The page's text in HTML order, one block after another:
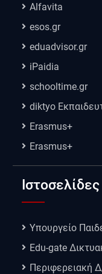
Alfavita
esos.gr
eduadvisor.gr
iPaidia
schooltime.gr
diktyo
Erasmus+
Erasmus+
Υπουργείο
Edu-gate
Περιφερειακή